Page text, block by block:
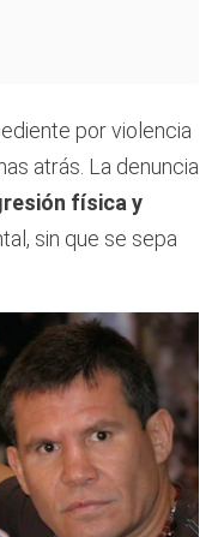
por violencia
atrás. La denuncia
física y
sin que se sepa